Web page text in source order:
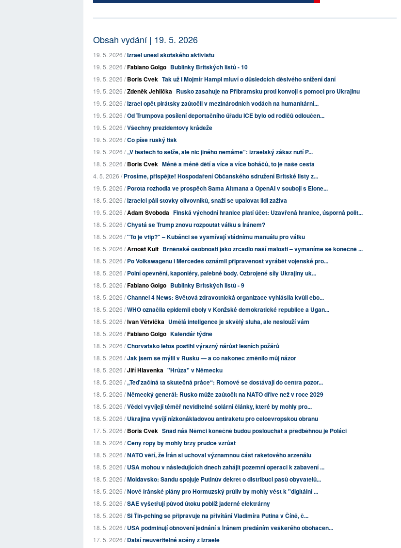
Obsah vydání | 19. 5. 2026
19. 5. 2026 /Izrael unesl skotského aktivistu
19. 5. 2026 /Fabiano Golgo Bublinky Britských listů - 10
19. 5. 2026 /Boris Cvek Tak už i Mojmír Hampl mluví o důsledcích děsivého snížení daní
19. 5. 2026 /Zdeněk Jehlička Rusko zasahuje na Příbramsku proti konvoji s pomocí pro Ukrajinu
19. 5. 2026 /Izrael opět pirátsky zaútočil v mezinárodních vodách na humanitární...
19. 5. 2026 /Od Trumpova posílení deportačního úřadu ICE bylo od rodičů odloučen...
19. 5. 2026 /Všechny prezidentovy krádeže
19. 5. 2026 /Co píše ruský tisk
19. 5. 2026 /„V testech to selže, ale nic jiného nemáme“: izraelský zákaz nutí P...
18. 5. 2026 /Boris Cvek Méně a méně dětí a více a více boháčů, to je naše cesta
4. 5. 2026 /Prosíme, přispějte! Hospodaření Občanského sdružení Britské listy z...
19. 5. 2026 /Porota rozhodla ve prospěch Sama Altmana a OpenAI v souboji s Elone...
18. 5. 2026 /Izraelci pálí stovky olivovníků, snaží se upalovat lidi zaživa
19. 5. 2026 /Adam Svoboda Finská východní hranice platí účet: Uzavřená hranice, úsporná polit...
18. 5. 2026 /Chystá se Trump znovu rozpoutat válku s Íránem?
18. 5. 2026 /"To je vtip?" – Kubánci se vysmívají vládnímu manuálu pro válku
16. 5. 2026 /Arnošt Kult Brněnské osobnosti jako zrcadlo naší malosti – vymaníme se konečně ...
18. 5. 2026 /Po Volkswagenu i Mercedes oznámil připravenost vyrábět vojenské pro...
18. 5. 2026 /Polní opevnění, kaponiéry, palebné body. Ozbrojené síly Ukrajiny uk...
18. 5. 2026 /Fabiano Golgo Bublinky Britských listů - 9
18. 5. 2026 /Channel 4 News: Světová zdravotnická organizace vyhlásila kvůli ebo...
18. 5. 2026 /WHO označila epidemii eboly v Konžské demokratické republice a Ugan...
18. 5. 2026 /Ivan Větvička Umělá inteligence je skvělý sluha, ale neslouží vám
18. 5. 2026 /Fabiano Golgo Kalendář týdne
18. 5. 2026 /Chorvatsko letos postihl výrazný nárůst lesních požárů
18. 5. 2026 /Jak jsem se mýlil v Rusku — a co nakonec změnilo můj názor
18. 5. 2026 /Jiří Hlavenka "Hrůza" v Německu
18. 5. 2026 /„Teď začíná ta skutečná práce“: Romové se dostávají do centra pozor...
18. 5. 2026 /Německý generál: Rusko může zaútočit na NATO dříve než v roce 2029
18. 5. 2026 /Vědci vyvíjejí téměř neviditelné solární články, které by mohly pro...
18. 5. 2026 /Ukrajina vyvíjí nízkonákladovou antiraketu pro celoevropskou obranu
17. 5. 2026 /Boris Cvek Snad nás Němci konečně budou poslouchat a předběhnou je Poláci
18. 5. 2026 /Ceny ropy by mohly brzy prudce vzrůst
18. 5. 2026 /NATO věří, že Írán si uchoval významnou část raketového arzenálu
18. 5. 2026 /USA mohou v následujících dnech zahájit pozemní operaci k zabavení ...
18. 5. 2026 /Moldavsko: Sandu spojuje Putinův dekret o distribuci pasů obyvatelů...
18. 5. 2026 /Nové íránské plány pro Hormuzský průliv by mohly vést k "digitální ...
18. 5. 2026 /SAE vyšetřují původ útoku poblíž jaderné elektrárny
18. 5. 2026 /Si Ťin-pching se připravuje na přivítání Vladimíra Putina v Číně, č...
18. 5. 2026 /USA podmiňují obnovení jednání s Íránem předáním veškerého obohacen...
17. 5. 2026 /Další neuvěřitelné scény z Izraele